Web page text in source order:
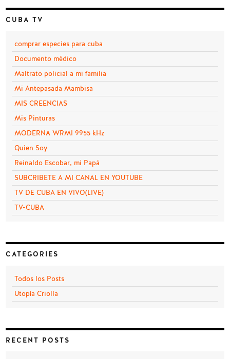
CUBA TV
comprar especies para cuba
Documento médico
Maltrato policial a mi familia
Mi Antepasada Mambisa
MIS CREENCIAS
Mis Pinturas
MODERNA WRMI 9955 kHz
Quien Soy
Reinaldo Escobar, mi Papá
SUBCRIBETE A MI CANAL EN YOUTUBE
TV DE CUBA EN VIVO(LIVE)
TV-CUBA
CATEGORIES
Todos los Posts
Utopía Criolla
RECENT POSTS